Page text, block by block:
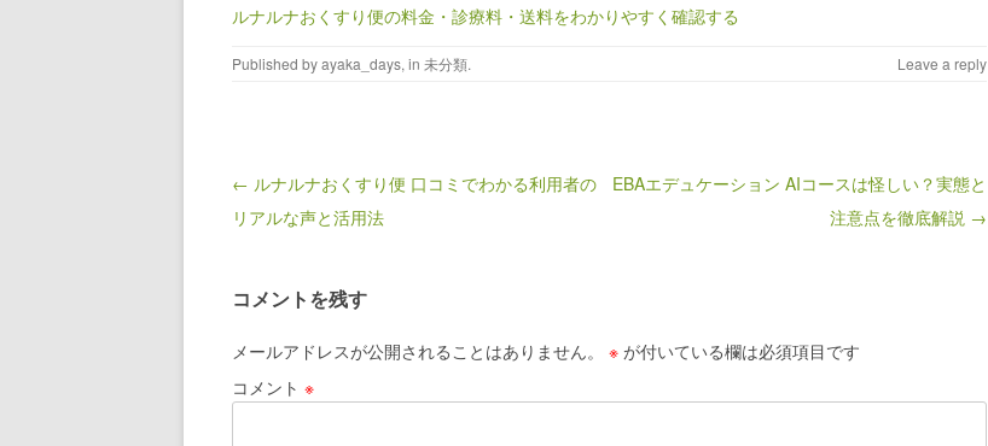
ルナルナおくすり便の料金・診療料・送料をわかりやすく確認する
Published byayaka_days, in 未分類. Leave a reply
Post navigation
← ルナルナおくすり便 口コミでわかる利用者の
リアルな声と活用法
EBAエデュケーション AIコースは怪しい？実態と
注意点を徹底解説 →
コメントを残す
メールアドレスが公開されることはありません。 ※ が付いている欄は必須項目です
コメント ※